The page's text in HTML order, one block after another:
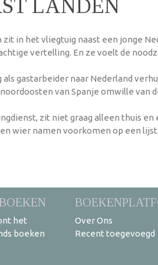
LANDEN
zit in het vliegtuig naast een jonge
vertelling. En ze voelt de
als gastarbeider naar Nederland
van Spanje omwille van
zit niet graag alleen thuis
wier namen voorkomen op een
het
boeken
Over Ons
Recent toegevoegd